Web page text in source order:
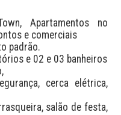
Apartamentos no
e comerciais
padrão.
e 02 e 03 banheiros
cerca elétrica,
salão de festa,